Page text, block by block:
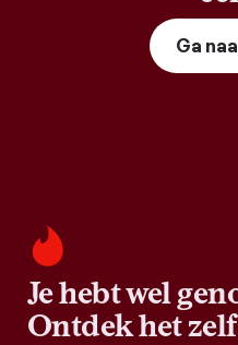
Ga
Je hebt wel
Ontdek het